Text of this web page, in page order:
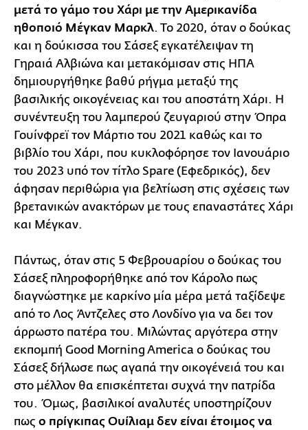
μετά το γάμο του Χάρι με την Αμερικανίδα
ηθοποιό Μέγκαν Μαρκλ. Το 2020, όταν ο δούκας
και η δούκισσα του Σάσεξ εγκατέλειψαν τη
Γηραιά Αλβιώνα και μετακόμισαν στις ΗΠΑ
δημιουργήθηκε βαθύ ρήγμα μεταξύ της
βασιλικής οικογένειας και του αποστάτη Χάρι. Η
συνέντευξη του λαμπερού ζευγαριού στην Όπρα
Γουίνφρεϊ τον Μάρτιο του 2021 καθώς και το
βιβλίο του Χάρι, που κυκλοφόρησε τον Ιανουάριο
του 2023 υπό τον τίτλο Spare (Εφεδρικός), δεν
άφησαν περιθώρια για βελτίωση στις σχέσεις των
βρετανικών ανακτόρων με τους επαναστάτες Χάρι
και Μέγκαν.
Πάντως, όταν στις 5 Φεβρουαρίου ο δούκας του
Σάσεξ πληροφορήθηκε από τον Κάρολο πως
διαγνώστηκε με καρκίνο μία μέρα μετά ταξίδεψε
από το Λος Άντζελες στο Λονδίνο για να δει τον
άρρωστο πατέρα του. Μιλώντας αργότερα στην
εκπομπή Good Morning America ο δούκας του
Σάσεξ δήλωσε πως αγαπά την οικογένειά του και
στο μέλλον θα επισκέπτεται συχνά την πατρίδα
του. Όμως, βασιλικοί αναλυτές υποστηρίζουν
πως ο πρίγκιπας Ουίλιαμ δεν είναι έτοιμος να